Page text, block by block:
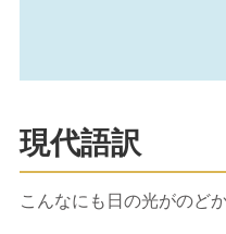
現代語訳
こんなにも日の光がのど